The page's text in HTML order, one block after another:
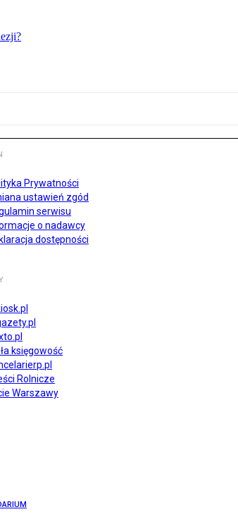
Prywatności
ustawień zgód
serwisu
o nadawcy
dostępności
księgowość
Rolnicze
Warszawy